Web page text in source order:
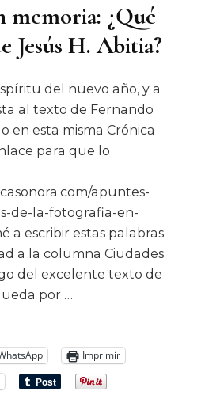
memoria: ¿Qué
Jesús H. Abitia?
del nuevo año, y a
al texto de Fernando
en esta misma Crónica
para que lo
apuntes-
de-la-fotografia-en-
a escribir estas palabras
a la columna Ciudades
del excelente texto de
por …
Imprimir